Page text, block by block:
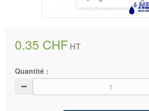
0.35 CHF HT
Quantité :